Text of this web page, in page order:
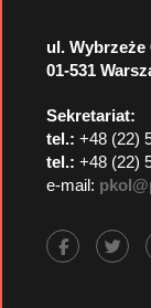
ul. Wybrzeże
01-531
Sekretariat:
tel.: +48 (22)
tel.: +48 (22)
e-mail: